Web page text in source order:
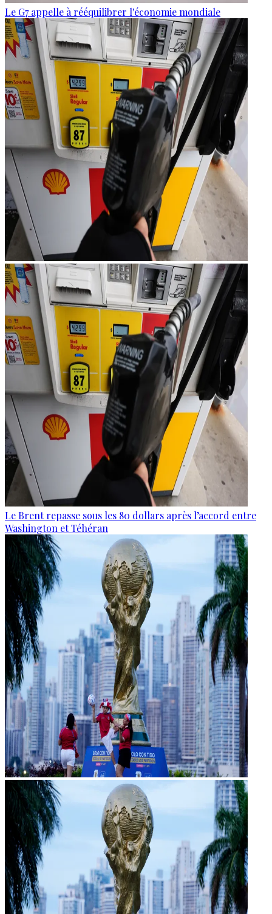
Le G7 appelle à rééquilibrer l'économie mondiale
Le Brent repasse sous les 80 dollars après l’accord entre
Washington et Téhéran